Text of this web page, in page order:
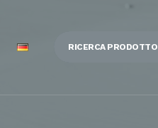
RICERCA PRODOTTO